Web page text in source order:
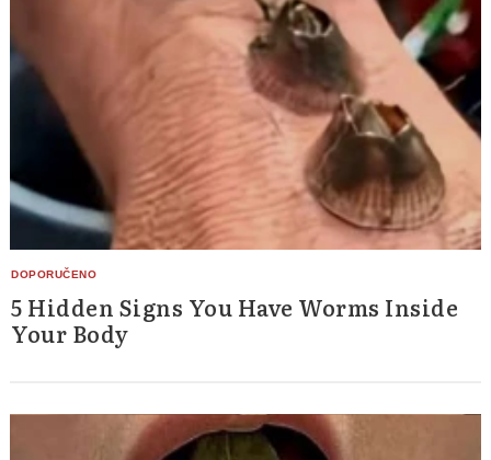
5 Hidden Signs You Have Worms Inside
Your Body